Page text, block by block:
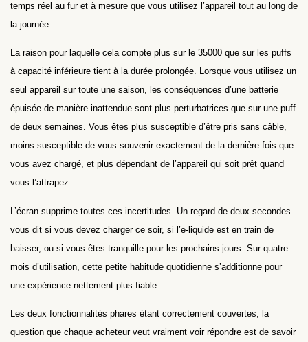
temps réel au fur et à mesure que vous utilisez l’appareil tout au long de
la journée.
La raison pour laquelle cela compte plus sur le 35000 que sur les puffs
à capacité inférieure tient à la durée prolongée. Lorsque vous utilisez un
seul appareil sur toute une saison, les conséquences d’une batterie
épuisée de manière inattendue sont plus perturbatrices que sur une puff
de deux semaines. Vous êtes plus susceptible d’être pris sans câble,
moins susceptible de vous souvenir exactement de la dernière fois que
vous avez chargé, et plus dépendant de l’appareil qui soit prêt quand
vous l’attrapez.
L’écran supprime toutes ces incertitudes. Un regard de deux secondes
vous dit si vous devez charger ce soir, si l’e-liquide est en train de
baisser, ou si vous êtes tranquille pour les prochains jours. Sur quatre
mois d’utilisation, cette petite habitude quotidienne s’additionne pour
une expérience nettement plus fiable.
Les deux fonctionnalités phares étant correctement couvertes, la
question que chaque acheteur veut vraiment voir répondre est de savoir